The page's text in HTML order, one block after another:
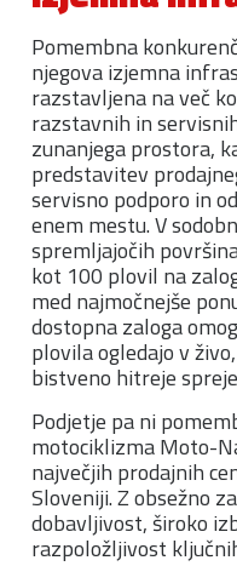
Pomembna
njegova izjemna
razstavljena na več
razstavnih in
zunanjega prostora,
predstavitev
servisno podporo in
enem mestu. V
spremljajočih
kot 100 plovil na
med najmočnejše
dostopna zaloga
plovila ogledajo v
bistveno hitreje
Podjetje pa ni
motociklizma Moto-
največjih prodajnih
Sloveniji. Z obsežno
dobavljivost, široko
razpoložljivost